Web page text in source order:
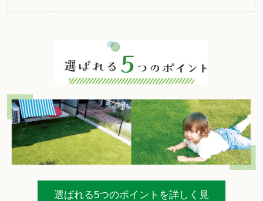
選ばれる5つのポイントを詳しく見